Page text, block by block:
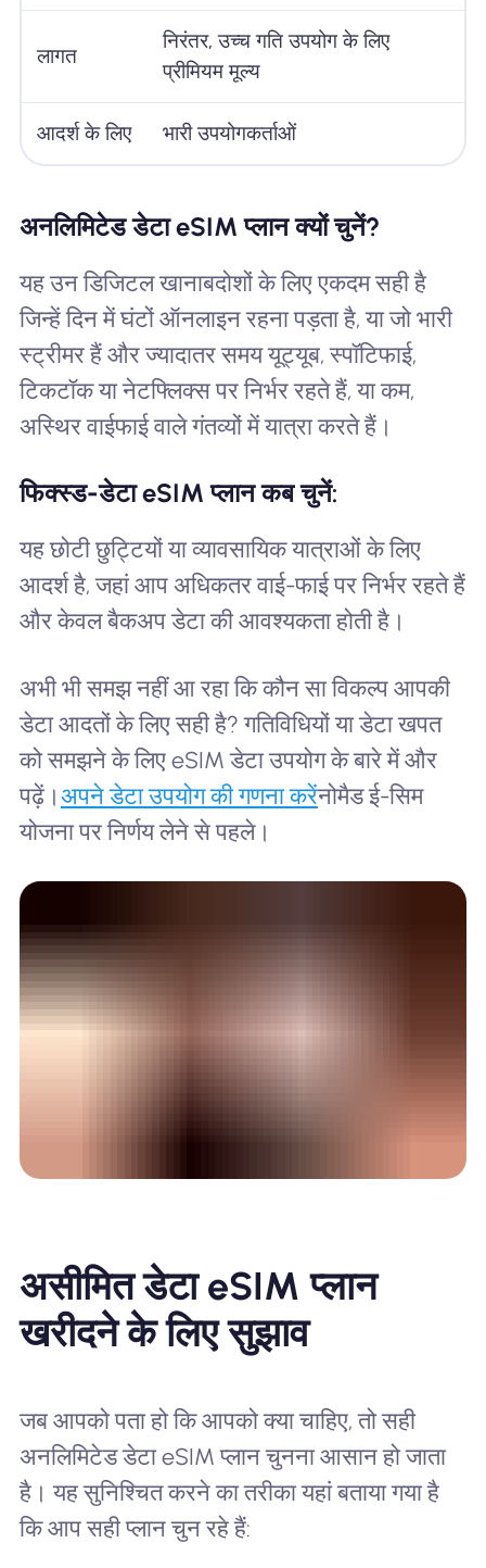
लागत
निरंतर, उच्च गति उपयोग के लिए
प्रीमियम मूल्य
आदर्श के लिए भारी उपयोगकर्ताओं
अनलिमिटेड डेटा eSIM प्लान क्यों चुनें?
यह उन डिजिटल खानाबदोशों के लिए एकदम सही है
जिन्हें दिन में घंटों ऑनलाइन रहना पड़ता है, या जो भारी
स्ट्रीमर हैं और ज्यादातर समय यूट्यूब, स्पॉटिफाई,
टिकटॉक या नेटफ्लिक्स पर निर्भर रहते हैं, या कम,
अस्थिर वाईफाई वाले गंतव्यों में यात्रा करते हैं।
फिक्स्ड-डेटा eSIM प्लान कब चुनें:
यह छोटी छुट्टियों या व्यावसायिक यात्राओं के लिए
आदर्श है, जहां आप अधिकतर वाई-फाई पर निर्भर रहते हैं
और केवल बैकअप डेटा की आवश्यकता होती है।
अभी भी समझ नहीं आ रहा कि कौन सा विकल्प आपकी
डेटा आदतों के लिए सही है? गतिविधियों या डेटा खपत
को समझने के लिए eSIM डेटा उपयोग के बारे में और
पढ़ें। अपने डेटा उपयोग की गणना करेंनोमैड ई-सिम
योजना पर निर्णय लेने से पहले।
असीमित डेटा eSIM प्लान
खरीदने के लिए सुझाव
जब आपको पता हो कि आपको क्या चाहिए, तो सही
अनलिमिटेड डेटा eSIM प्लान चुनना आसान हो जाता
है। यह सुनिश्चित करने का तरीका यहां बताया गया है
कि आप सही प्लान चुन रहे हैं: